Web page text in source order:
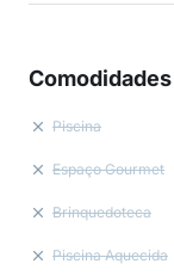
Piscina
Espaço Gourmet
Brinquedoteca
Piscina Aquecida